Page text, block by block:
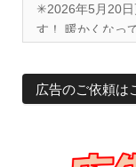
✳︎2026年5月20日
す！ 暖かくなっ
広告のご依頼は